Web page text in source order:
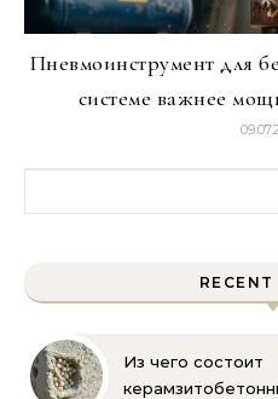
Пневмоинструмент для
системе важнее
Из чего состоит